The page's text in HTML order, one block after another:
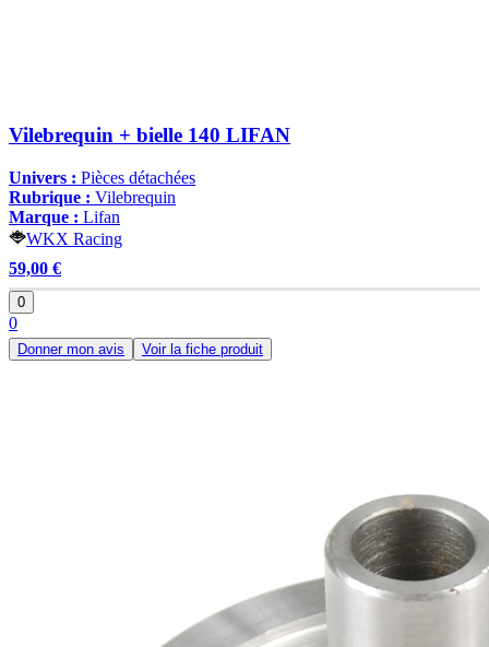
Vilebrequin + bielle 140 LIFAN
Univers : Pièces détachées
Rubrique : Vilebrequin
Marque : Lifan
WKX Racing
59,00 €
0
0
Donner mon avis Voir la fiche produit